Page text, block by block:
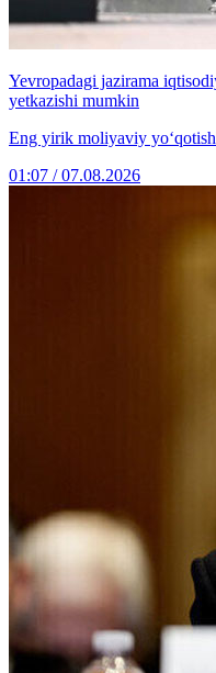
Yevropadagi jazirama
yetkazishi mumkin
Eng yirik moliyaviy
01:07 / 07.08.2026